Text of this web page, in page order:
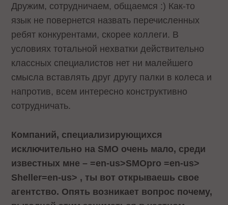
Дружим, сотрудничаем, общаемся :) Как-то
язык не повернется назвать перечисленных
ребят конкурентами, скорее коллеги. В
условиях тотальной нехватки действительно
классных специалистов нет ни малейшего
смысла вставлять друг другу палки в колеса и
напротив, всем интересно конструктивно
сотрудничать.
Компаний, специализирующихся
исключительно на SMO очень мало, среди
известных мне – =en-us>SMOpro =en-us>
Sheller=en-us> , ты вот открываешь свое
агентство. Опять возникает вопрос почему,